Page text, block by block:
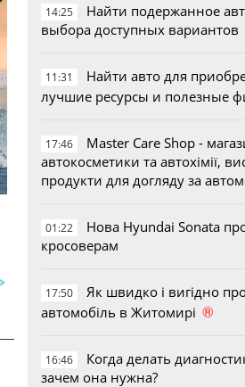
14:25
Найти подержанное
выбора доступных вариантов
11:31
Найти авто для
лучшие ресурсы и полезные
17:46
Master Care Shop -
автокосметики та автохімії,
продукти для догляду за
01:22
Нова Hyundai Sonata
кросоверам
17:50
Як швидко і вигідно
автомобіль в Житомирі ®
16:46
Когда делать
зачем она нужна?